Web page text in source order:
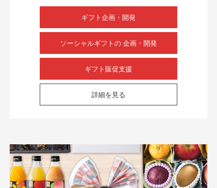
ギフト企画・開発
ソーシャルギフトの 企画・開発
ギフト販促支援
詳細を見る